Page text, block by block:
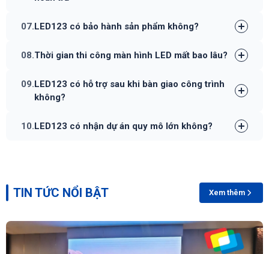
07.LED123 có bảo hành sản phẩm không?
08.Thời gian thi công màn hình LED mất bao lâu?
09.LED123 có hỗ trợ sau khi bàn giao công trình
không?
10.LED123 có nhận dự án quy mô lớn không?
TIN TỨC NỔI BẬT Xem thêm